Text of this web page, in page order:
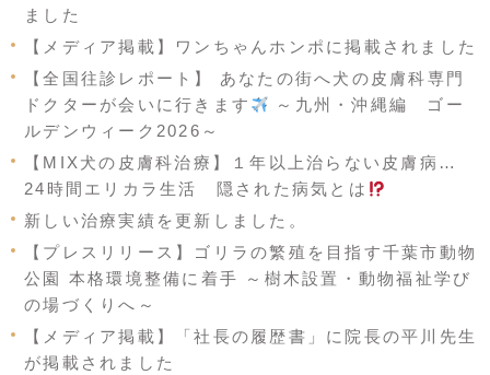
ました
【メディア掲載】ワンちゃんホンポに掲載されました
【全国往診レポート】 あなたの街へ犬の皮膚科専門
ドクターが会いに行きます
～九州・沖縄編 ゴー
ルデンウィーク2026～
【MIX犬の皮膚科治療】１年以上治らない皮膚病…
24時間エリカラ生活 隠された病気とは
新しい治療実績を更新しました。
【プレスリリース】ゴリラの繁殖を目指す千葉市動物
公園 本格環境整備に着手 ～樹木設置・動物福祉学び
の場づくりへ～
【メディア掲載】「社長の履歴書」に院長の平川先生
が掲載されました